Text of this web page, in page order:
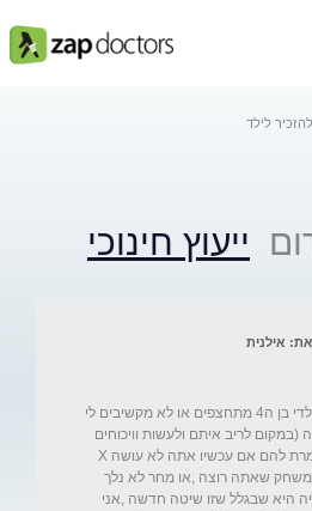
להזכיר לילד
ייעוץ חינוכי
שאלה-כשילדי בן ה3 וילדי בן ה4 מתחצפים או לא מקשיבים לי
לריב איתם ולעשות וויכוחים
שאתה רוצה ,או מחר לא נלך
היא שבגלל שזו שיטה חדשה ,אני